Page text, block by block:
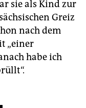
sie als Kind zur
Greiz
nach dem
„einer
habe ich